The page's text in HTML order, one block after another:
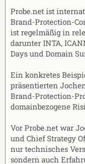
Probe.net ist
Brand-Protection-
ist regelmäßig in
darunter INTA,
Days und Domain
Ein konkretes
präsentierten
Brand-Protection-
domainbezogene
Vor Probe.net war
und Chief Strategy
nur technisches
sondern auch